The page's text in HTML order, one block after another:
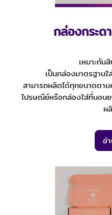
กล่องกระ
เหมาะกับ
เป็นกล่องมาตรฐาน
สามารถผลิตได้ทุกขนาดตาม
ไปรษณีย์หรือกล่องใส่ที่นอนย
ผ
อ่